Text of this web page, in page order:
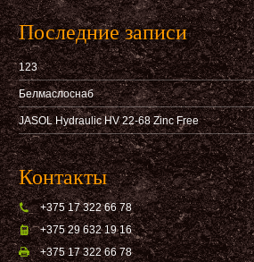
Последние записи
123
Белмаслоснаб
JASOL Hydraulic HV 22-68 Zinc Free
Контакты
+375 17 322 66 78
+375 29 632 19 16
+375 17 322 66 78